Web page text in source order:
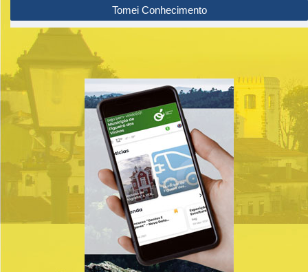
Tomei Conhecimento